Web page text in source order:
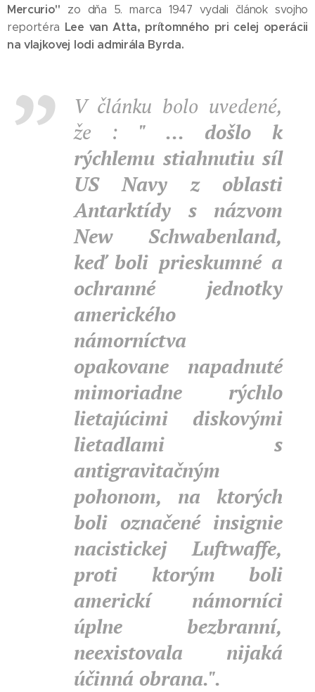
Mercurio" zo dňa 5. marca 1947 vydali článok svojho
reportéra Lee van Atta, prítomného pri celej operácii
na vlajkovej lodi admirála Byrda.
V článku bolo uvedené,
že : " ... došlo k
rýchlemu stiahnutiu síl
US Navy z oblasti
Antarktídy s názvom
New Schwabenland,
keď boli prieskumné a
ochranné jednotky
amerického
námorníctva
opakovane napadnuté
mimoriadne rýchlo
lietajúcimi diskovými
lietadlami s
antigravitačným
pohonom, na ktorých
boli označené insignie
nacistickej Luftwaffe,
proti ktorým boli
americkí námorníci
úplne bezbranní,
neexistovala nijaká
účinná obrana.".